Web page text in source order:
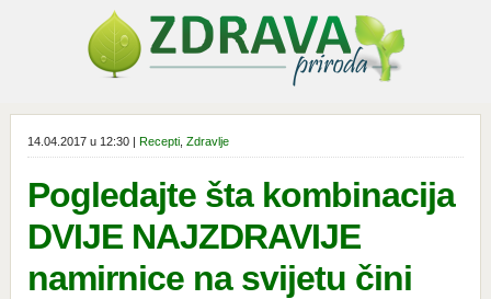
14.04.2017 u 12:30 | Recepti, Zdravlje
Pogledajte šta kombinacija
DVIJE NAJZDRAVIJE
namirnice na svijetu čini